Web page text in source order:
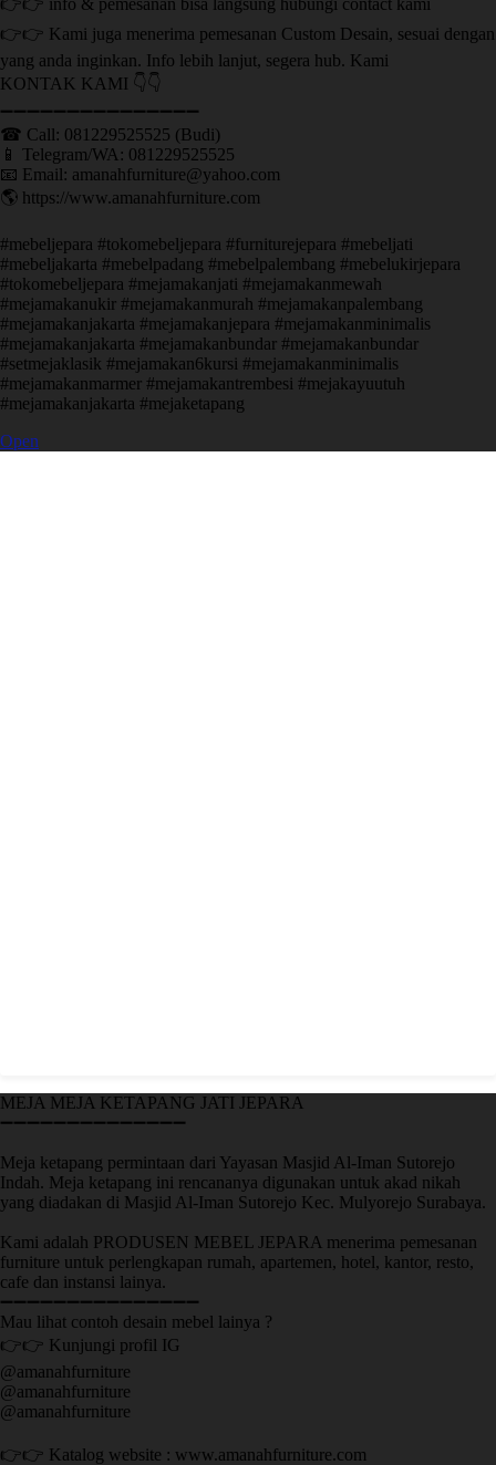
👉👉 info & pemesanan bisa langsung hubungi contact kami
👉👉 Kami juga menerima pemesanan Custom Desain, sesuai dengan
yang anda inginkan. Info lebih lanjut, segera hub. Kami
KONTAK KAMI 👇👇
➖➖➖➖➖➖➖➖➖➖➖➖➖➖➖ ㅤ
☎ Call: 081229525525 (Budi)
📱 Telegram/WA: 081229525525
📧 Email: amanahfurniture@yahoo.com
🌎 https://www.amanahfurniture.com
#mebeljepara #tokomebeljepara #furniturejepara #mebeljati
#mebeljakarta #mebelpadang #mebelpalembang #mebelukirjepara
#tokomebeljepara #mejamakanjati #mejamakanmewah
#mejamakanukir #mejamakanmurah #mejamakanpalembang
#mejamakanjakarta #mejamakanjepara #mejamakanminimalis
#mejamakanjakarta #mejamakanbundar #mejamakanbundar
#setmejaklasik #mejamakan6kursi #mejamakanminimalis
#mejamakanmarmer #mejamakantrembesi #mejakayuutuh
#mejamakanjakarta #mejaketapang
Open
MEJA MEJA KETAPANG JATI JEPARA
➖➖➖➖➖➖➖➖➖➖➖➖➖➖
Meja ketapang permintaan dari Yayasan Masjid Al-Iman Sutorejo
Indah. Meja ketapang ini rencananya digunakan untuk akad nikah
yang diadakan di Masjid Al-Iman Sutorejo Kec. Mulyorejo Surabaya.
Kami adalah PRODUSEN MEBEL JEPARA menerima pemesanan
furniture untuk perlengkapan rumah, apartemen, hotel, kantor, resto,
cafe dan instansi lainya.
➖➖➖➖➖➖➖➖➖➖➖➖➖➖➖
Mau lihat contoh desain mebel lainya ?
👉👉 Kunjungi profil IG
@amanahfurniture
@amanahfurniture
@amanahfurniture
👉👉 Katalog website : www.amanahfurniture.com